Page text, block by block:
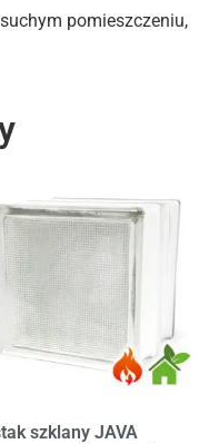
pomieszczeniu,
szklany JAVA